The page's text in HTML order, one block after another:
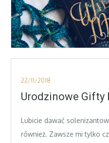
Posted
on
22/11/2018
Urodzinowe Gifty
Lubicie dawać
również. Zawsze mi tylko